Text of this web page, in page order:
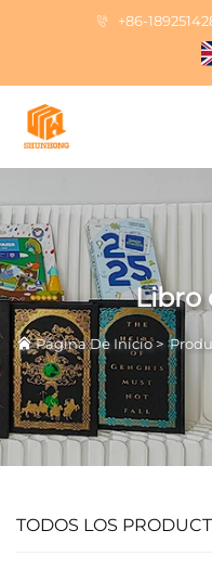
+86-
Libro
Página De Inicio>
TODOS LOS